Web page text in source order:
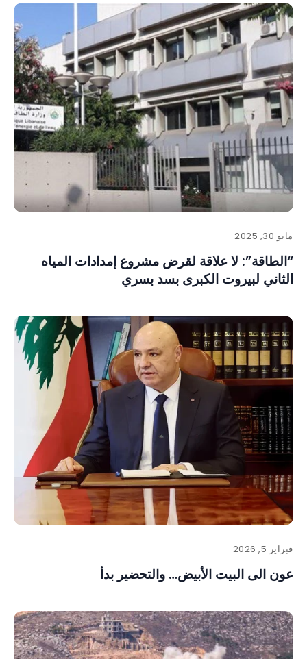
مايو 30, 2025
“الطاقة”: لا علاقة لقرض مشروع إمدادات المياه
الثاني لبيروت الكبرى بسد بسري
فبراير 5, 2026
عون الى البيت الأبيض… والتحضير بدأ